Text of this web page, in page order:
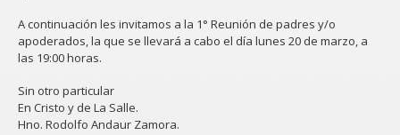
A continuación les invitamos a la 1° Reunión de padres y/o
apoderados, la que se llevará a cabo el día lunes 20 de marzo, a
las 19:00 horas.
Sin otro particular
En Cristo y de La Salle.
Hno. Rodolfo Andaur Zamora.